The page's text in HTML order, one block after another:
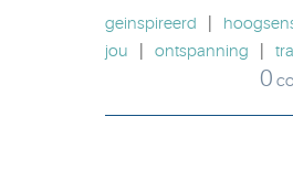
geinspireerd
jou
ontspanning
0